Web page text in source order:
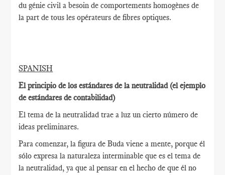
du génie civil a besoin de comportements homogènes de
la part de tous les opérateurs de fibres optiques.
SPANISH
El principio de los estándares de la neutralidad (el ejemplo
de estándares de contabilidad)
El tema de la neutralidad trae a luz un cierto número de
ideas preliminares.
Para comenzar, la figura de Buda viene a mente, porque él
sólo expresa la naturaleza interminable que es el tema de
la neutralidad, ya que al pensar en el hecho de que él no